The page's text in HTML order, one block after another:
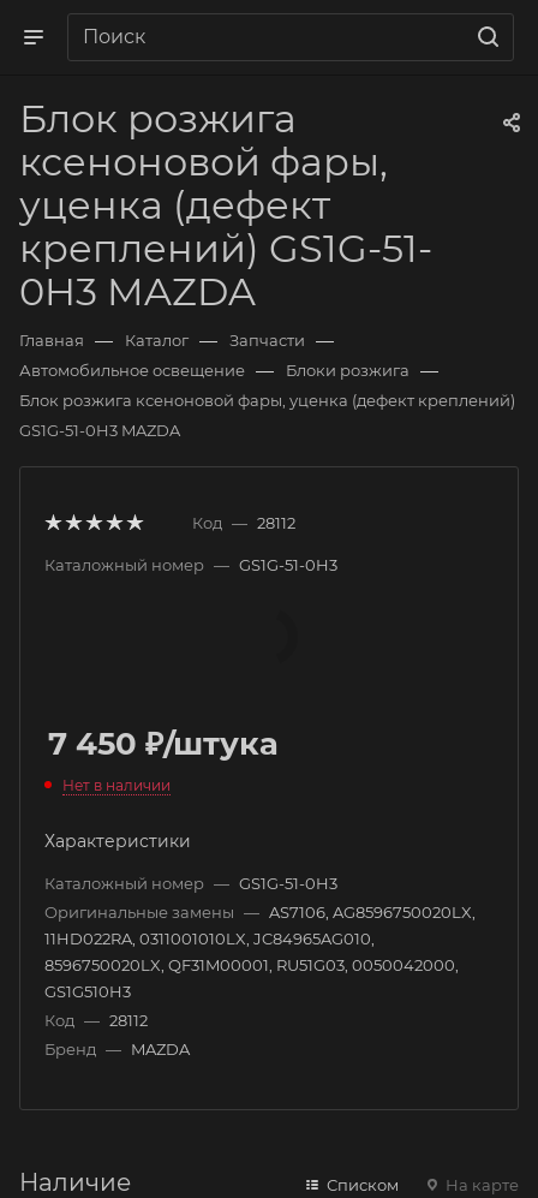
Блок розжига
ксеноновой фары,
уценка (дефект
креплений) GS1G-51-
0H3 MAZDA
Главная — Каталог — Запчасти —
Автомобильное освещение — Блоки розжига —
Блок розжига ксеноновой фары, уценка (дефект креплений)
GS1G-51-0H3 MAZDA
Код — 28112
Каталожный номер — GS1G-51-0H3
7 450 ₽/штука
Нет в наличии
Характеристики
Каталожный номер — GS1G-51-0H3
Оригинальные замены — AS7106, AG8596750020LX,
11HD022RA, 0311001010LX, JC84965AG010,
8596750020LX, QF31M00001, RU51G03, 0050042000,
GS1G510H3
Код — 28112
Бренд — MAZDA
Наличие Списком На карте